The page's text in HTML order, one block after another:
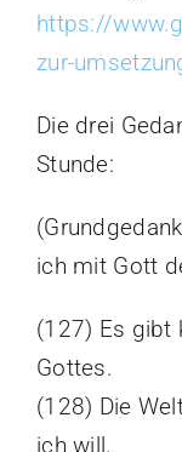
https://
zur-
Die drei
Stunde:
ich mit Gott
(127) Es gibt
Gottes.
(128) Die
ich will.